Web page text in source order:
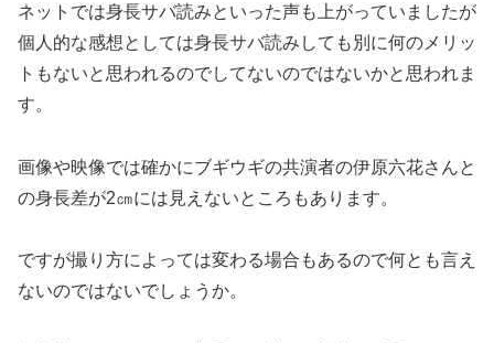
ネットでは身長サバ読みといった声も上がっていましたが
個人的な感想としては身長サバ読みしても別に何のメリッ
トもないと思われるのでしてないのではないかと思われま
す。
画像や映像では確かにブギウギの共演者の伊原六花さんと
の身長差が2㎝には見えないところもあります。
ですが撮り方によっては変わる場合もあるので何とも言え
ないのではないでしょうか。